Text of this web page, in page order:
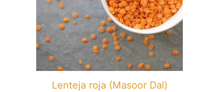
Lenteja roja (Masoor Dal)